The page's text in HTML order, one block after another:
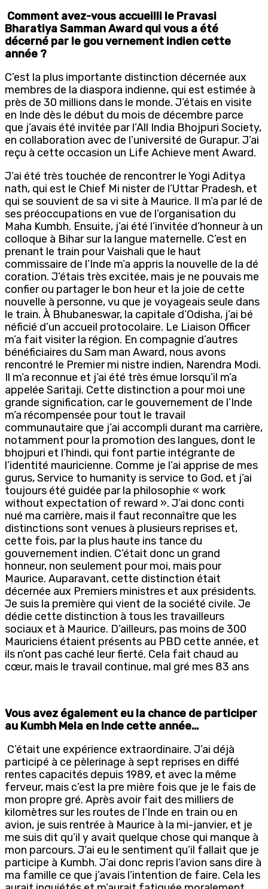
Comment avez-vous accueilli le Pravasi
Bharatiya Samman Award qui vous a été
décerné par le gou vernement indien cette
année ?
C’est la plus importante distinction décernée aux
membres de la diaspora indienne, qui est estimée à
près de 30 millions dans le monde. J’étais en visite
en Inde dès le début du mois de décembre parce
que j’avais été invitée par l’All India Bhojpuri Society,
en collaboration avec de l’université de Gurapur. J’ai
reçu à cette occasion un Life Achieve ment Award.
J’ai été très touchée de rencontrer le Yogi Aditya
nath, qui est le Chief Mi nister de l’Uttar Pradesh, et
qui se souvient de sa vi site à Maurice. Il m’a par lé de
ses préoccupations en vue de l’organisation du
Maha Kumbh. Ensuite, j’ai été l’invitée d’honneur à un
colloque à Bihar sur la langue maternelle. C’est en
prenant le train pour Vaishali que le haut
commissaire de l’Inde m’a appris la nouvelle de la dé
coration. J’étais très excitée, mais je ne pouvais me
confier ou partager le bon heur et la joie de cette
nouvelle à personne, vu que je voyageais seule dans
le train. À Bhubaneswar, la capitale d’Odisha, j’ai bé
néficié d’un accueil protocolaire. Le Liaison Officer
m’a fait visiter la région. En compagnie d’autres
bénéficiaires du Sam man Award, nous avons
rencontré le Premier mi nistre indien, Narendra Modi.
Il m’a reconnue et j’ai été très émue lorsqu’il m’a
appelée Saritaji. Cette distinction a pour moi une
grande signification, car le gouvernement de l’Inde
m’a récompensée pour tout le travail
communautaire que j’ai accompli durant ma carrière,
notamment pour la promotion des langues, dont le
bhojpuri et l’hindi, qui font partie intégrante de
l’identité mauricienne. Comme je l’ai apprise de mes
gurus, Service to humanity is service to God, et j’ai
toujours été guidée par la philosophie « work
without expectation of reward ». J’ai donc conti
nué ma carrière, mais il faut reconnaître que les
distinctions sont venues à plusieurs reprises et,
cette fois, par la plus haute ins tance du
gouvernement indien. C’était donc un grand
honneur, non seulement pour moi, mais pour
Maurice. Auparavant, cette distinction était
décernée aux Premiers ministres et aux présidents.
Je suis la première qui vient de la société civile. Je
dédie cette distinction à tous les travailleurs
sociaux et à Maurice. D’ailleurs, pas moins de 300
Mauriciens étaient présents au PBD cette année, et
ils n’ont pas caché leur fierté. Cela fait chaud au
cœur, mais le travail continue, mal gré mes 83 ans
Vous avez également eu la chance de participer
au Kumbh Mela en Inde cette année…
C’était une expérience extraordinaire. J’ai déjà
participé à ce pèlerinage à sept reprises en diffé
rentes capacités depuis 1989, et avec la même
ferveur, mais c’est la pre mière fois que je le fais de
mon propre gré. Après avoir fait des milliers de
kilomètres sur les routes de l’Inde en train ou en
avion, je suis rentrée à Maurice à la mi-janvier, et je
me suis dit qu’il y avait quelque chose qui manque à
mon parcours. J’ai eu le sentiment qu’il fallait que je
participe à Kumbh. J’ai donc repris l’avion sans dire à
ma famille ce que j’avais l’intention de faire. Cela les